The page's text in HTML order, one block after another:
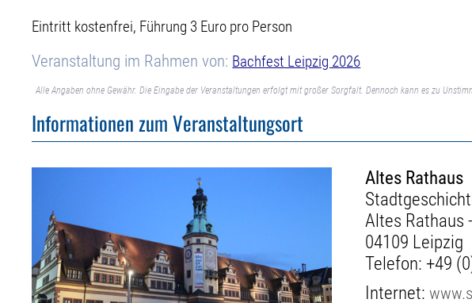
Eintritt kostenfrei, Führung 3 Euro pro Person
Veranstaltung im Rahmen von: Bachfest Leipzig 2026
Alle Angaben ohne Gewähr. Die Eingabe der Veranstaltungen erfolgt mit großer Sorgfalt. Dennoch kann es zu
Informationen zum Veranstaltungsort
Altes Rathaus
Altes Rathaus
04109 Leipzig
Telefon: +49
Internet: